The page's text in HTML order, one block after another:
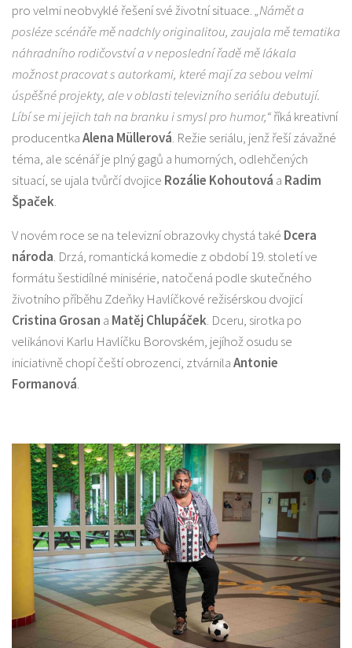
pro velmi neobvyklé řešení své životní situace.„Námět a
posléze scénáře mě nadchly originalitou, zaujala mě tematika
náhradního rodičovství a v neposlední řadě mě lákala
možnost pracovat s autorkami, které mají za sebou velmi
úspěšné projekty, ale v oblasti televizního seriálu debutují.
Líbí se mi jejich tah na branku i smysl pro humor,“říká kreativní
producentkaAlena Müllerová. Režie seriálu, jenž řeší závažné
téma, ale scénář je plný gagů a humorných, odlehčených
situací, se ujala tvůrčí dvojice Rozálie Kohoutová a Radim
Špaček.
V novém roce se na televizní obrazovky chystá také Dcera
národa. Drzá, romantická komedie z období 19. století ve
formátu šestidílné minisérie, natočená podle skutečného
životního příběhu Zdeňky Havlíčkové režisérskou dvojicí
Cristina Grosan a Matěj Chlupáček. Dceru, sirotka po
velikánovi Karlu Havlíčku Borovském, jejíhož osudu se
iniciativně chopí čeští obrozenci, ztvárnilaAntonie
Formanová.